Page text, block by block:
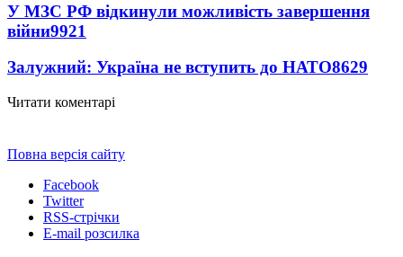
У МЗС РФ відкинули можливість завершення
війни9921
Залужний: Україна не вступить до НАТО8629
Читати коментарі
Повна версія сайту
Facebook
Twitter
RSS-стрічки
E-mail розсилка